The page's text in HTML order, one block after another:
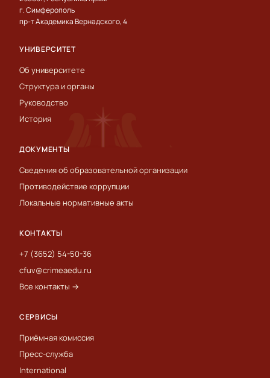
г. Симферополь
пр-т Академика Вернадского, 4
УНИВЕРСИТЕТ
Об университете
Структура и органы
Руководство
История
ДОКУМЕНТЫ
Сведения об образовательной организации
Противодействие коррупции
Локальные нормативные акты
КОНТАКТЫ
+7 (3652) 54-50-36
cfuv@crimeaedu.ru
Все контакты →
СЕРВИСЫ
Приёмная комиссия
Пресс-служба
International